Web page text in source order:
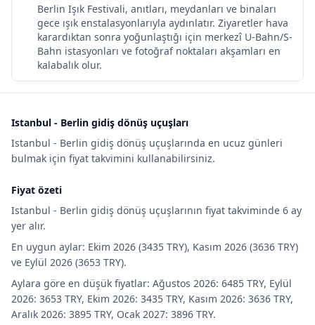
Berlin Işık Festivali, anıtları, meydanları ve binaları
gece ışık enstalasyonlarıyla aydınlatır. Ziyaretler hava
karardıktan sonra yoğunlaştığı için merkezî U-Bahn/S-
Bahn istasyonları ve fotoğraf noktaları akşamları en
kalabalık olur.
Istanbul - Berlin gidiş dönüş uçuşları
Istanbul - Berlin gidiş dönüş uçuşlarında en ucuz günleri
bulmak için fiyat takvimini kullanabilirsiniz.
Fiyat özeti
Istanbul - Berlin gidiş dönüş uçuşlarının fiyat takviminde 6 ay
yer alır.
En uygun aylar: Ekim 2026 (3435 TRY), Kasım 2026 (3636 TRY)
ve Eylül 2026 (3653 TRY).
Aylara göre en düşük fiyatlar: Ağustos 2026: 6485 TRY, Eylül
2026: 3653 TRY, Ekim 2026: 3435 TRY, Kasım 2026: 3636 TRY,
Aralık 2026: 3895 TRY, Ocak 2027: 3896 TRY.